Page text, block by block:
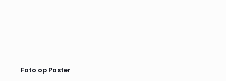
Foto op Poster